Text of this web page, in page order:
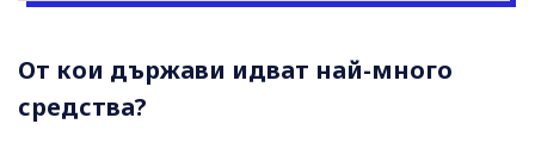
От кои държави идват най-много
средства?